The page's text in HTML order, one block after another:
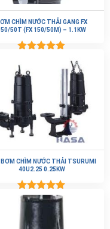
CHÌM NƯỚC THẢI GANG FX
50T (FX 150/50M) – 1.1KW
hạng
5 sao
BƠM CHÌM NƯỚC THẢI TSURUMI
40U2.25 0.25KW
Được xếp
hạng
5.00
5 sao